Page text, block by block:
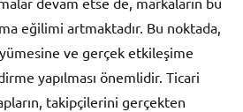
eğilimi artmaktadır. Bu noktada,
ve gerçek etkileşime
yapılması önemlidir. Ticari
takipçilerini gerçekten